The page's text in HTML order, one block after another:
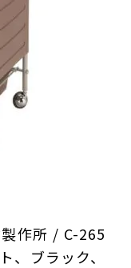
作所 / C-265
、ブラック、